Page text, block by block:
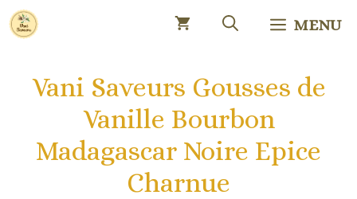
Aller
au
MENU
Vani Saveurs Gousses de
Vanille Bourbon
Madagascar Noire Epice
Charnue